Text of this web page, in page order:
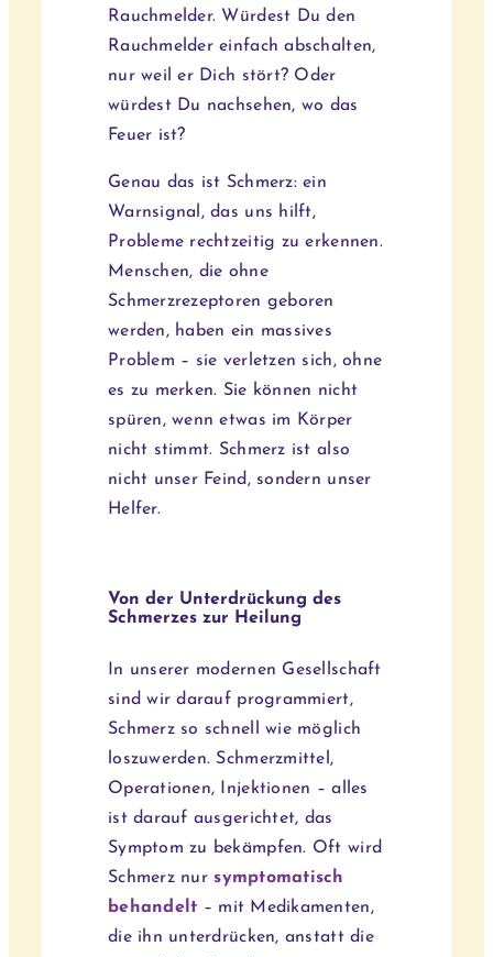
Rauchmelder. Würdest Du den
Rauchmelder einfach abschalten,
nur weil er Dich stört? Oder
würdest Du nachsehen, wo das
Feuer ist?
Genau das ist Schmerz: ein
Warnsignal, das uns hilft,
Probleme rechtzeitig zu erkennen.
Menschen, die ohne
Schmerzrezeptoren geboren
werden, haben ein massives
Problem – sie verletzen sich, ohne
es zu merken. Sie können nicht
spüren, wenn etwas im Körper
nicht stimmt. Schmerz ist also
nicht unser Feind, sondern unser
Helfer.
Von der Unterdrückung des
Schmerzes zur Heilung
In unserer modernen Gesellschaft
sind wir darauf programmiert,
Schmerz so schnell wie möglich
loszuwerden. Schmerzmittel,
Operationen, Injektionen – alles
ist darauf ausgerichtet, das
Symptom zu bekämpfen. Oft wird
Schmerz nursymptomatisch
behandelt – mit Medikamenten,
die ihn unterdrücken, anstatt die